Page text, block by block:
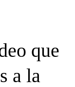
que
a la